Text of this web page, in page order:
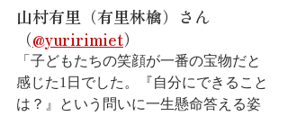
山村有里（有里林檎）さん
（@yuririmiet）
「子どもたちの笑顔が一番の宝物だと
感じた1日でした。『自分にできること
は？』という問いに一生懸命答える姿